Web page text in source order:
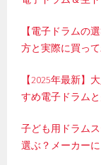
【電子ドラムの
方と実際に買っ
【2025年最新】
すめ電子ドラム
子ども用ドラム
選ぶ？メーカー